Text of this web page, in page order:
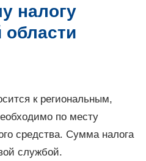
налогу
области
к региональным,
по месту
средства. Сумма налога
службой.